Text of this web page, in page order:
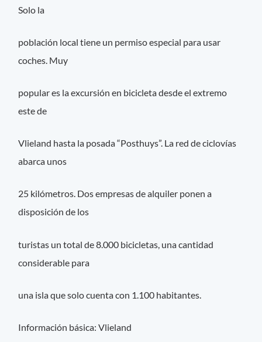
Solo la
población local tiene un permiso especial para usar
coches. Muy
popular es la excursión en bicicleta desde el extremo
este de
Vlieland hasta la posada “Posthuys”. La red de ciclovías
abarca unos
25 kilómetros. Dos empresas de alquiler ponen a
disposición de los
turistas un total de 8.000 bicicletas, una cantidad
considerable para
una isla que solo cuenta con 1.100 habitantes.
Información básica: Vlieland